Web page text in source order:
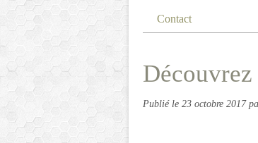
Contact
Publié le 23 octobre 2017